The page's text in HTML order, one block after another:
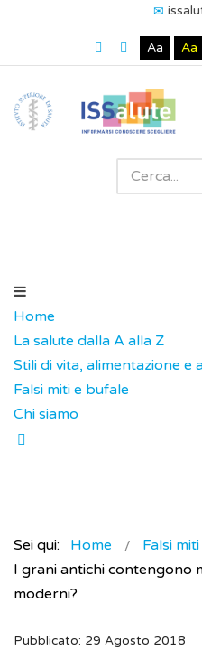
Aa Aa
Home
La salute dalla A alla Z
Stili di vita, alimentazione e
Falsi miti e bufale
Chi siamo
Sei qui: Home
Falsi
I grani antichi contengono
moderni?
Pubblicato: 29 Agosto 2018